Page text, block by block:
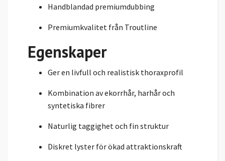
Handblandad premiumdubbing
Premiumkvalitet från Troutline
Egenskaper
Ger en livfull och realistisk thoraxprofil
Kombination av ekorrhår, harhår och
syntetiska fibrer
Naturlig taggighet och fin struktur
Diskret lyster för ökad attraktionskraft